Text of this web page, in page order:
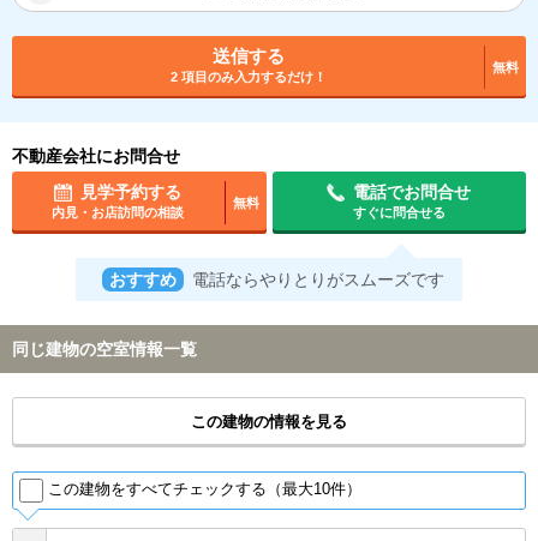
送信する
2 項目のみ入力するだけ！
無料
不動産会社にお問合せ
見学予約する
内見・お店訪問の相談
無料
電話でお問合せ
すぐに問合せる
おすすめ 電話ならやりとりがスムーズです
同じ建物の空室情報一覧
この建物の情報を見る
この建物をすべてチェックする（最大10件）